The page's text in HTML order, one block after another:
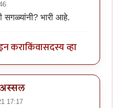
भारी आहे.
कराकिंवासदस्य व्हा
अस्सल
17:17